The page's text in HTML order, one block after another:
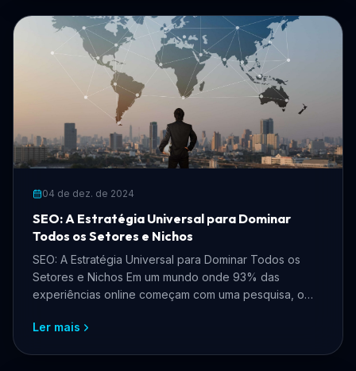
04 de dez. de 2024
SEO: A Estratégia Universal para Dominar
Todos os Setores e Nichos
SEO: A Estratégia Universal para Dominar Todos os
Setores e Nichos Em um mundo onde 93% das
experiências online começam com uma pesquisa, o
Ler mais